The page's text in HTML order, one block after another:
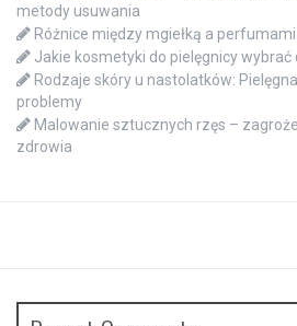
metody usuwania
Różnice między mgiełką a
Jakie kosmetyki do pielęgnicy wybrać
Rodzaje skóry u nastolatków:
problemy
Malowanie sztucznych rzęs –
zdrowia